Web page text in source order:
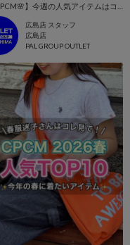
広島店 スタッフ
広島店
PAL GROUP OUTLET